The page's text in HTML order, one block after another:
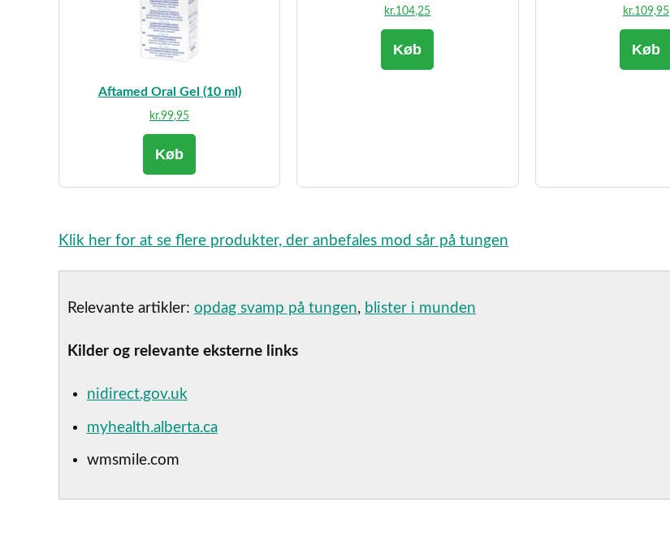
Aftamed Oral Gel (10 ml)
kr.99,95
Køb
kr.104,25
Køb
kr.109,95
Køb
Klik her for at se flere produkter, der anbefales mod sår på tungen
Relevante artikler: opdag svamp på tungen, blister i munden
Kilder og relevante eksterne links
nidirect.gov.uk
myhealth.alberta.ca
wmsmile.com